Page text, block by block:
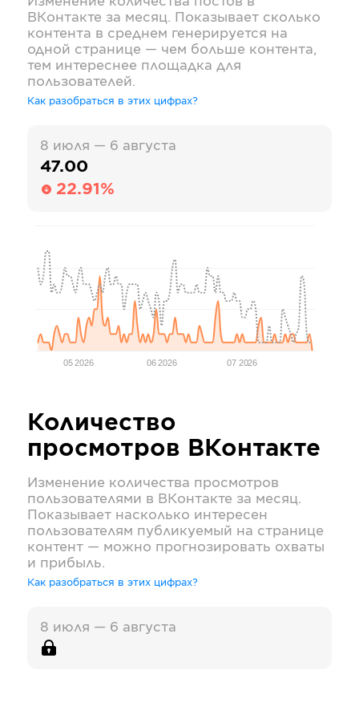
ВКонтакте за месяц. Показывает сколько
контента в среднем генерируется на
одной странице — чем больше контента,
тем интереснее площадка для
пользователей.
Как разобраться в этих цифрах?
8 июля — 6 августа
47.00
22.91%
05 2026 06 2026 07 2026
Количество
просмотров ВКонтакте
Изменение количества просмотров
пользователями в ВКонтакте за месяц.
Показывает насколько интересен
пользователям публикуемый на странице
контент — можно прогнозировать охваты
и прибыль.
Как разобраться в этих цифрах?
8 июля — 6 августа